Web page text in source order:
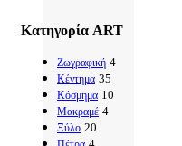
Κατηγορία ART
Ζωγραφική 4
Κέντημα 35
Κόσμημα 10
Μακραμέ 4
Ξύλο 20